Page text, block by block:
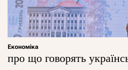
Економіка
про що говорять